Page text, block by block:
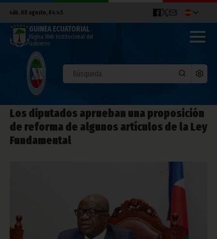
sáb. 08 agosto, 04:45
GUINEA ECUATORIAL
Página Web Institucional del
Gobierno
Los diputados aprueban una proposición
de reforma de algunos artículos de la Ley
Fundamental